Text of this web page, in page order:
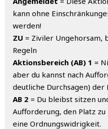
kann ohne
werden!
ZU = Ziviler Ungehorsam,
Regeln
Aktionsbereich (AB) 1 =
aber du kannst nach
deutliche Durchsagen)
AB 2 = Du bleibst sitzen
Aufforderung, den Platz
eine Ordnungswidrigkeit.